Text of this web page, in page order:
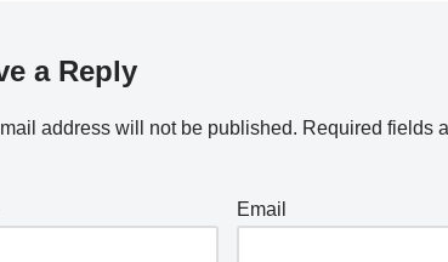
a Reply
address will not be published. Required fields
Email